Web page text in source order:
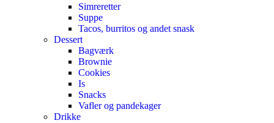
Simreretter
Suppe
Tacos, burritos og andet snask
Dessert
Bagværk
Brownie
Cookies
Is
Snacks
Vafler og pandekager
Drikke